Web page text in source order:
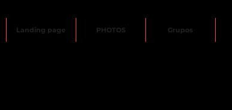
Landing page PHOTOS Grupos